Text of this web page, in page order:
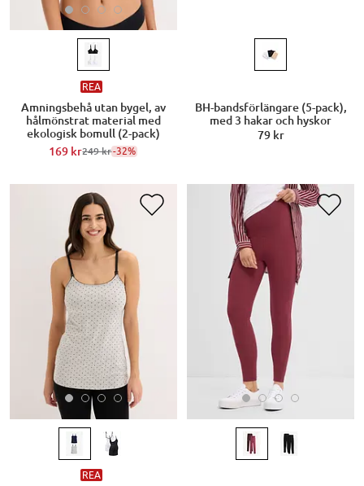
REA
Amningsbehå utan bygel, av
hålmönstrat material med
ekologisk bomull (2-pack)
169 kr249 kr-32%
BH-bandsförlängare (5-pack),
med 3 hakar och hyskor
79 kr
REA